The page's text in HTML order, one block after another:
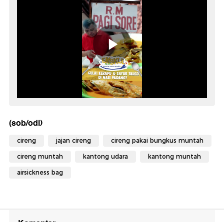
(sob/odi)
cireng jajan cireng cireng pakai bungkus muntah
cireng muntah kantong udara kantong muntah
airsickness bag